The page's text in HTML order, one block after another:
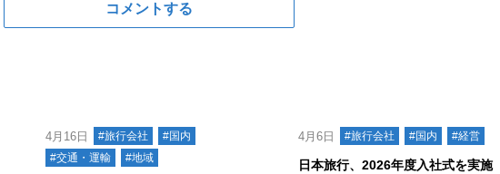
コメントする
4月16日 #旅行会社
#国内
#交通・運輸
#地域
4月6日 #旅行会社 #国内 #経営
日本旅行、2026年度入社式を実施